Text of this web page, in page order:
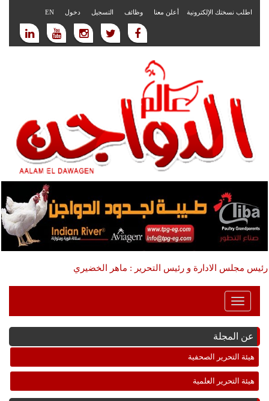
اطلب نسختك الإلكترونية أعلن معنا وظائف التسجيل دخول EN
رئيس مجلس الادارة و رئيس التحرير : ماهر الخضيري
Toggle
Navigation
عن المجلة
هيئة التحرير الصحفية
هيئة التحرير العلمية